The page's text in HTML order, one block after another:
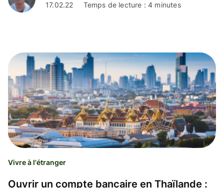
17.02.22 Temps de lecture : 4 minutes
Vivre à l'étranger
Ouvrir un compte bancaire en Thaïlande :